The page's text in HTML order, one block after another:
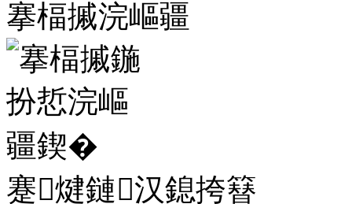
搴楅摵浣嶇疆
蹇煡鏈汉鎴挎簮